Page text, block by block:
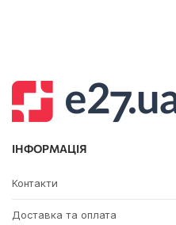
ІНФОРМАЦІЯ
Контакти
Доставка та оплата